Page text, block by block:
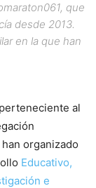
que
desde 2013.
en la que han
al
organizado
Educativo,
e